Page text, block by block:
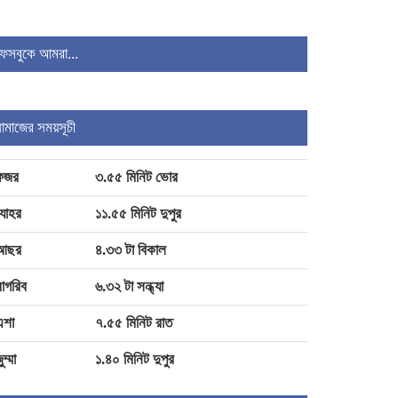
কার্ড পাবে ১ কোটি ৬০ লাখ পরিবার
আমরা...
সময়সূচী
৩.৫৫ মিনিট ভোর
১১.৫৫ মিনিট দুপুর
৪.৩৩ টা বিকাল
৬.৩২ টা সন্ধ্যা
৭.৫৫ মিনিট রাত
১.৪০ মিনিট দুপুর